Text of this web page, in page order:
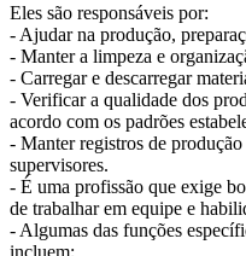
Eles são responsáveis por:
- Ajudar na produção,
- Manter a limpeza e
- Carregar e descarregar
- Verificar a qualidade dos
acordo com os padrões
- Manter registros de
supervisores.
- É uma profissão que exige
de trabalhar em equipe e
- Algumas das funções
incluem: